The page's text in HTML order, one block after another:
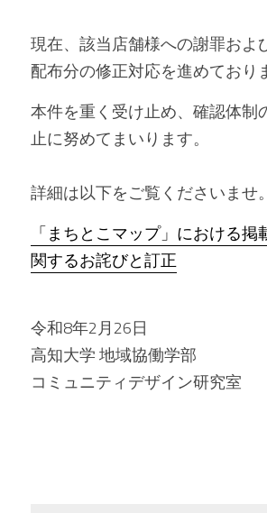
現在、該当店舗様への謝罪およ
配布分の修正対応を進めており
本件を重く受け止め、確認体制
止に努めてまいります。
詳細は以下をご覧くださいませ。
「まちとこマップ」における
関するお詫びと訂正
令和8年2月26日
高知大学 地域協働学部
コミュニティデザイン研究室